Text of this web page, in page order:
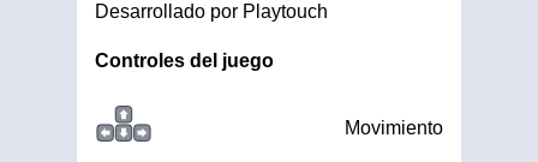
Desarrollado por Playtouch
Controles del juego
Movimiento